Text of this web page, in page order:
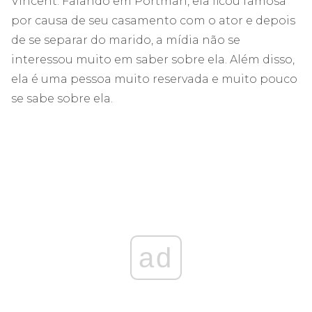
por causa de seu casamento com o ator e depois
de se separar do marido, a mídia não se
interessou muito em saber sobre ela. Além disso,
ela é uma pessoa muito reservada e muito pouco
se sabe sobre ela.
ad